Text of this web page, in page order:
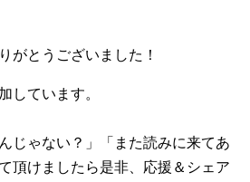
がとうございました！
しています。
じゃない？」「また読みに来てあ
頂けましたら是非、応援＆シェア